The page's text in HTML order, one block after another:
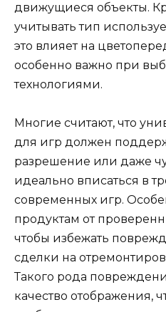
движущиеся объекты.
учитывать тип
это влияет на
особенно важно при
технологиями.
Многие считают, что
для игр должен
разрешение или даже
идеально вписаться в
современных игр.
продуктам от
чтобы избежать
сделки на
Такого рода
качество отображения,